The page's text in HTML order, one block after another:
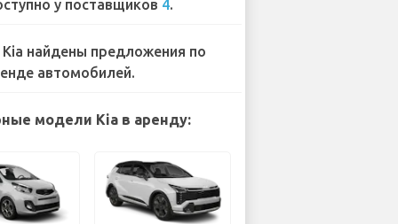
у поставщиков 4.
Kia найдены предложения по
автомобилей.
модели Kia в аренду: